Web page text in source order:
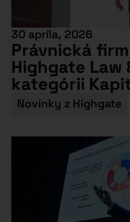
30 apríla, 2026
Právnická
Highgate Law
kategórii
Novinky z Highgate